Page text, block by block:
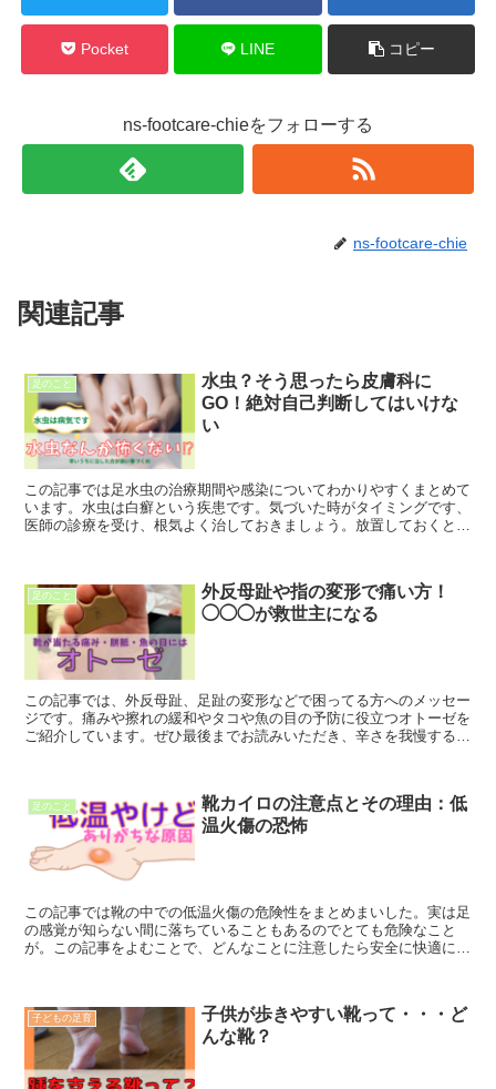
Pocket LINE コピー
ns-footcare-chieをフォローする
ns-footcare-chie
関連記事
足のこと
水虫？そう思ったら皮膚科に
GO！絶対自己判断してはいけな
い
この記事では足水虫の治療期間や感染についてわかりやすくまとめて
います。水虫は白癬という疾患です。気づいた時がタイミングです、
医師の診療を受け、根気よく治しておきましょう。放置しておくと、
足のこと
外反母趾や指の変形で痛い方！
◯◯◯が救世主になる
この記事では、外反母趾、足趾の変形などで困ってる方へのメッセー
ジです。痛みや擦れの緩和やタコや魚の目の予防に役立つオトーゼを
ご紹介しています。ぜひ最後までお読みいただき、辛さを我慢する生
足のこと
靴カイロの注意点とその理由：低
温火傷の恐怖
この記事では靴の中での低温火傷の危険性をまとめまいした。実は足
の感覚が知らない間に落ちていることもあるのでとても危険なこと
が。この記事をよむことで、どんなことに注意したら安全に快適に使
子どもの足育
子供が歩きやすい靴って・・・ど
んな靴？